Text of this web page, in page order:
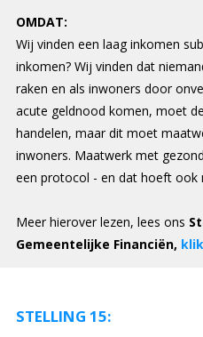
OMDAT:
Wij vinden een laag inkomen
inkomen? Wij vinden dat
raken en als inwoners door
acute geldnood komen, moet
handelen, maar dit moet
inwoners. Maatwerk met
een protocol - en dat hoeft ook
Meer hierover lezen, lees ons
Gemeentelijke Financiën,
STELLING 15: